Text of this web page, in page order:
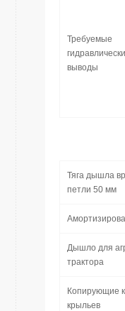
Требуемые
выводы
Тяга дышла
петли 50 мм
Дышло для
трактора
Копирующие
крыльев